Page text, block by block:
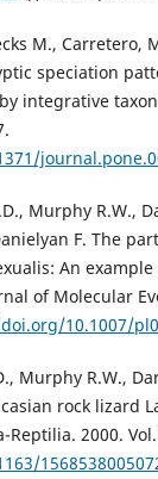
M., Carretero,
speciation
integrative
Murphy R.W.,
F. The
An
of Molecular
10.1007/
Murphy R.W.,
rock lizard
2000. Vol.